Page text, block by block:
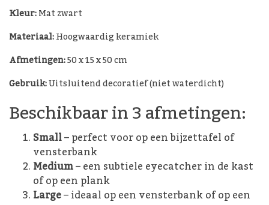
Kleur:Mat zwart
Materiaal:Hoogwaardig keramiek
Afmetingen:50 x 15 x 50 cm
Gebruik:Uitsluitend decoratief (niet waterdicht)
Beschikbaar in 3 afmetingen:
Small– perfect voor op een bijzettafel of
vensterbank
Medium– een subtiele eyecatcher in de kast
of op een plank
Large– ideaal op een vensterbank of op een